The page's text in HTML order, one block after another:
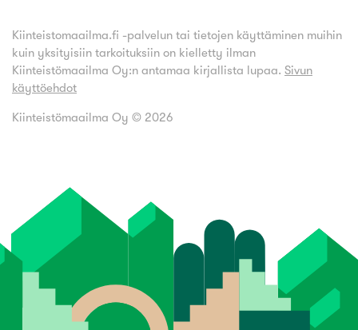
Kiinteistomaailma.fi -palvelun tai tietojen käyttäminen muihin
kuin yksityisiin tarkoituksiin on kielletty ilman
Kiinteistömaailma Oy:n antamaa kirjallista lupaa. Sivun
käyttöehdot
Kiinteistömaailma Oy © 2026